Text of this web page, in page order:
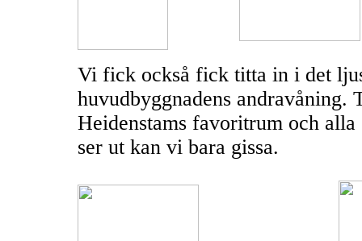
Vi fick också fick titta in i det
huvudbyggnadens andravåning.
Heidenstams favoritrum och alla
ser ut kan vi bara gissa.